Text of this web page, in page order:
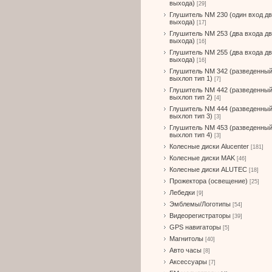
выхода) [29]
Глушитель NM 230 (один вход
выхода) [17]
Глушитель NM 253 (два входа
выхода) [16]
Глушитель NM 255 (два входа
выхода) [16]
Глушитель NM 342 (разведенный
выхлоп тип 1) [7]
Глушитель NM 442 (разведенный
выхлоп тип 2) [4]
Глушитель NM 444 (разведенный
выхлоп тип 3) [3]
Глушитель NM 453 (разведенный
выхлоп тип 4) [3]
Колесные диски Alucenter [181]
Колесные диски MAK [46]
Колесные диски ALUTEC [18]
Прожектора (освещение) [25]
Лебедки [9]
Эмблемы/Логотипы [54]
Видеорегистраторы [39]
GPS навигаторы [5]
Магнитолы [40]
Авто часы [8]
Аксессуары [7]